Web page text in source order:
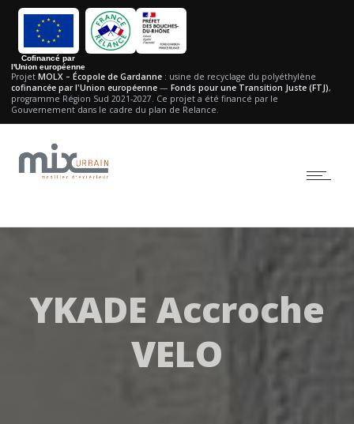
Cofinancé par
l'Union européenne
Projet MOLX – Écopole de Gardanne : usine de recyclage du polyéthylène
cofinancée par l'Union européenne — Fonds pour une Transition Juste (FTJ),
programme Région Sud 2021-2027. Ce projet a été financé par le
Gouvernement dans le cadre du plan de Relance.
YKADE Accroche
VELO